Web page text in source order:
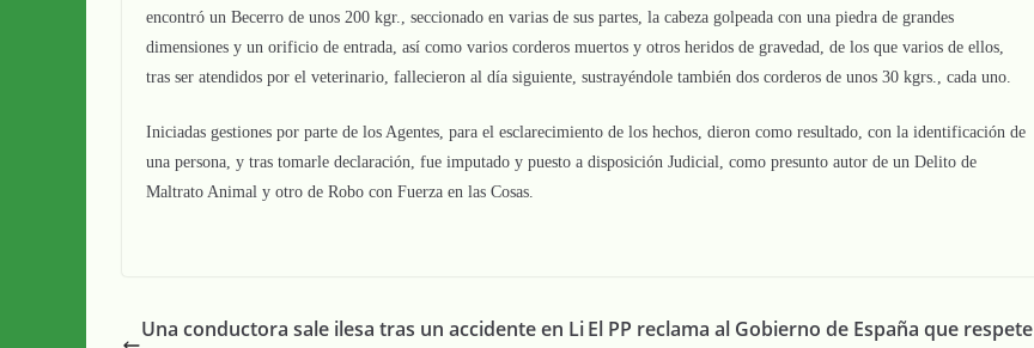
encontró un Becerro de unos 200 kgr., seccionado en varias de sus partes, la cabeza golpeada con una piedra de grandes
dimensiones y un orificio de entrada, así como varios corderos muertos y otros heridos de gravedad, de los que varios de ellos,
tras ser atendidos por el veterinario, fallecieron al día siguiente, sustrayéndole también dos corderos de unos 30 kgrs., cada uno.
Iniciadas gestiones por parte de los Agentes, para el esclarecimiento de los hechos, dieron como resultado, con la identificación de
una persona, y tras tomarle declaración, fue imputado y puesto a disposición Judicial, como presunto autor de un Delito de
Maltrato Animal y otro de Robo con Fuerza en las Cosas.
Una conductora sale ilesa tras un accidente en LiEl PP reclama al Gobierno de España que respete